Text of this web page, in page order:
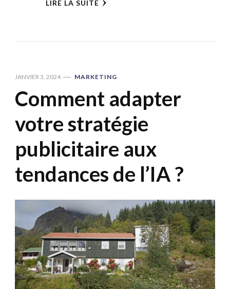
LIRE LA SUITE
JANVIER 3, 2024 MARKETING
Comment adapter
votre stratégie
publicitaire aux
tendances de l’IA ?